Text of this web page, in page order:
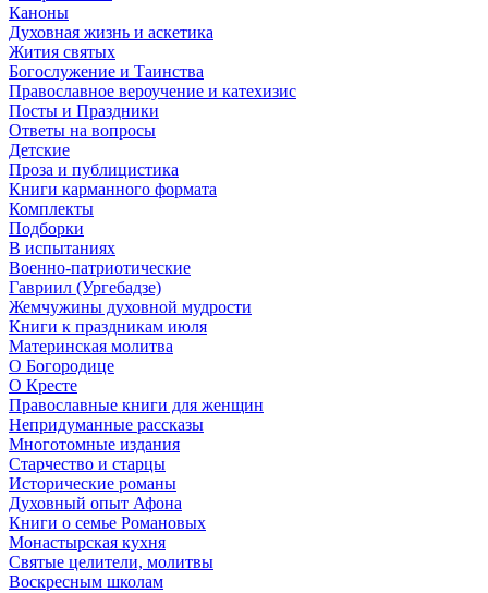
Каноны
Духовная жизнь и аскетика
Жития святых
Богослужение и Таинства
Православное вероучение и катехизис
Посты и Праздники
Ответы на вопросы
Детские
Проза и публицистика
Книги карманного формата
Комплекты
Подборки
В испытаниях
Военно-патриотические
Гавриил (Ургебадзе)
Жемчужины духовной мудрости
Книги к праздникам июля
Материнская молитва
О Богородице
О Кресте
Православные книги для женщин
Непридуманные рассказы
Многотомные издания
Старчество и старцы
Исторические романы
Духовный опыт Афона
Книги о семье Романовых
Монастырская кухня
Святые целители, молитвы
Воскресным школам